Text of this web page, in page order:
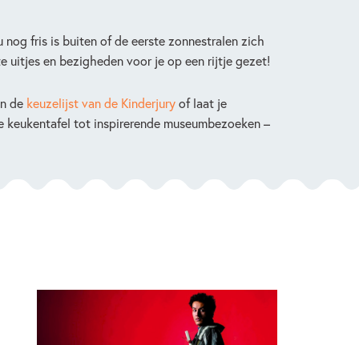
fris is buiten of de eerste zonnestralen zich
uitjes en bezigheden voor je op een rijtje gezet!
de keuzelijst van de Kinderjuryof laat je
tot inspirerende museumbezoeken –